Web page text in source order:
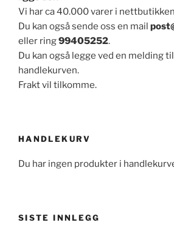
Vi har ca 40.000 varer i
Du kan også sende oss en mail
eller ring99405252.
Du kan også legge ved en melding
handlekurven.
Frakt vil tilkomme.
HANDLEKURV
Du har ingen produkter i
SISTE INNLEGG